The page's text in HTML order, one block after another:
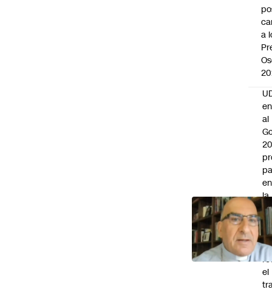
a
al
20
la
el